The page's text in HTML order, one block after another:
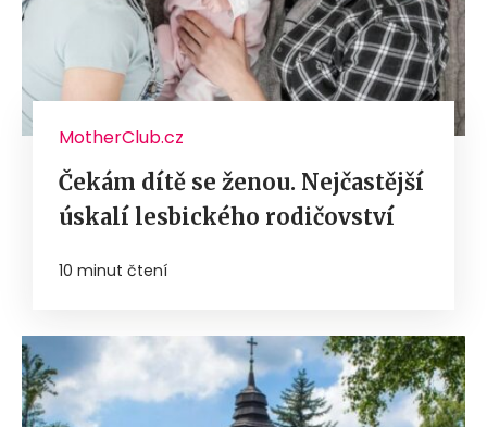
MotherClub.cz
Čekám dítě se ženou. Nejčastější
úskalí lesbického rodičovství
10 minut čtení